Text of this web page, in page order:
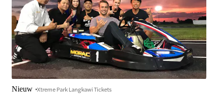
Nieuw Xtreme Park Langkawi Tickets